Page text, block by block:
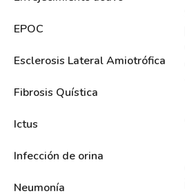
EPOC
Esclerosis Lateral Amiotrófica
Fibrosis Quística
Ictus
Infección de orina
Neumonía